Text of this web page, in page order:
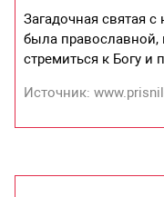
Загадочная святая
была православной,
стремиться к Богу
Источник: